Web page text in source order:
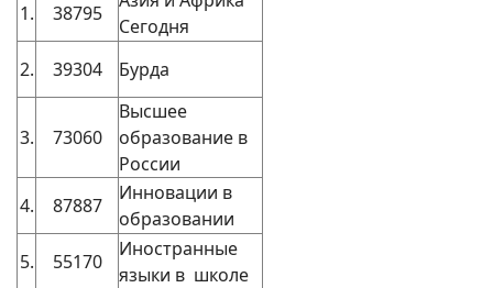
1. 38795
Сегодня
2.
39304 Бурда
3. 73060
Высшее
образование в
России
4.
87887
Инновации в
образовании
5.
55170
Иностранные
языки в школе